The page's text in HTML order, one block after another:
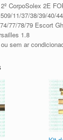
CorpoSolex 2E
11/37/38/39/40/
77/78/79 Escort
1.8
sem ar